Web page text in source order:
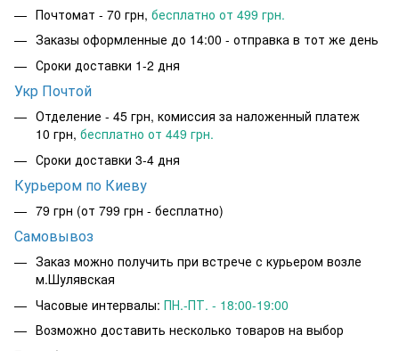
Почтомат - 70 грн, бесплатно от 499 грн.
Заказы оформленные до 14:00 - отправка в тот же день
Сроки доставки 1-2 дня
Укр Почтой
Отделение - 45 грн, комиссия за наложенный платеж
10 грн, бесплатно от 449 грн.
Сроки доставки 3-4 дня
Курьером по Киеву
79 грн (от 799 грн - бесплатно)
Самовывоз
Заказ можно получить при встрече с курьером возле
м.Шулявская
Часовые интервалы: ПН.-ПТ. - 18:00-19:00
Возможно доставить несколько товаров на выбор